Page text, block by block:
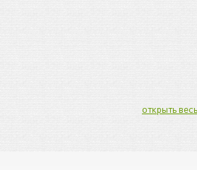
открыть